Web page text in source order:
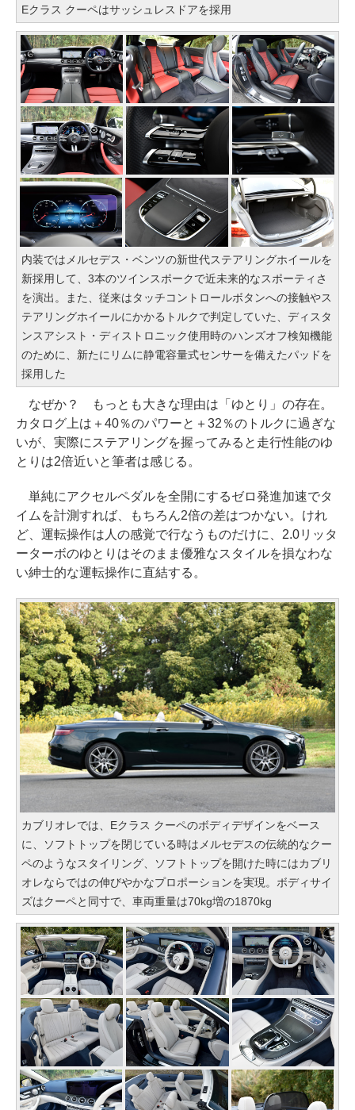
Eクラス クーペはサッシュレスドアを採用
内装ではメルセデス・ベンツの新世代ステアリングホイールを
新採用して、3本のツインスポークで近未来的なスポーティさ
を演出。また、従来はタッチコントロールボタンへの接触やス
テアリングホイールにかかるトルクで判定していた、ディスタ
ンスアシスト・ディストロニック使用時のハンズオフ検知機能
のために、新たにリムに静電容量式センサーを備えたパッドを
採用した
なぜか？ もっとも大きな理由は「ゆとり」の存在。
カタログ上は＋40％のパワーと＋32％のトルクに過ぎな
いが、実際にステアリングを握ってみると走行性能のゆ
とりは2倍近いと筆者は感じる。
単純にアクセルペダルを全開にするゼロ発進加速でタ
イムを計測すれば、もちろん2倍の差はつかない。けれ
ど、運転操作は人の感覚で行なうものだけに、2.0リッタ
ーターボのゆとりはそのまま優雅なスタイルを損なわな
い紳士的な運転操作に直結する。
カブリオレでは、Eクラス クーペのボディデザインをベース
に、ソフトトップを閉じている時はメルセデスの伝統的なクー
ペのようなスタイリング、ソフトトップを開けた時にはカブリ
オレならではの伸びやかなプロポーションを実現。ボディサイ
ズはクーペと同寸で、車両重量は70kg増の1870kg